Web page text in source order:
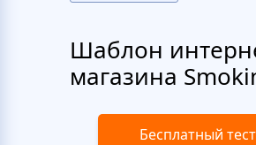
Шаблон
магазина
Бесплатный тест